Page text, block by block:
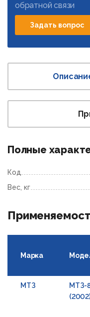
обратной связи
Задать вопрос
Полные
Код
Вес, кг
Марка
МТЗ
МТЗ-